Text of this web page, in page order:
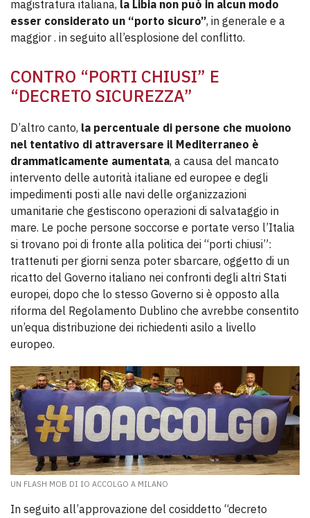
magistratura italiana, la Libia non può in alcun modo
esser considerato un “porto sicuro”, in generale e a
maggior . in seguito all’esplosione del conflitto.
CONTRO “PORTI CHIUSI” E
“DECRETO SICUREZZA”
D’altro canto, la percentuale di persone che muoiono
nel tentativo di attraversare il Mediterraneo è
drammaticamente aumentata, a causa del mancato
intervento delle autorità italiane ed europee e degli
impedimenti posti alle navi delle organizzazioni
umanitarie che gestiscono operazioni di salvataggio in
mare. Le poche persone soccorse e portate verso l’Italia
si trovano poi di fronte alla politica dei “porti chiusi”:
trattenuti per giorni senza poter sbarcare, oggetto di un
ricatto del Governo italiano nei confronti degli altri Stati
europei, dopo che lo stesso Governo si è opposto alla
riforma del Regolamento Dublino che avrebbe consentito
un’equa distribuzione dei richiedenti asilo a livello
europeo.
UN FLASH MOB DI IO ACCOLGO A MILANO
In seguito all’approvazione del cosiddetto “decreto